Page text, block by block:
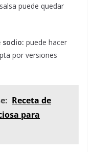
puede quedar
sodio: puede hacer
por versiones
Receta de
para